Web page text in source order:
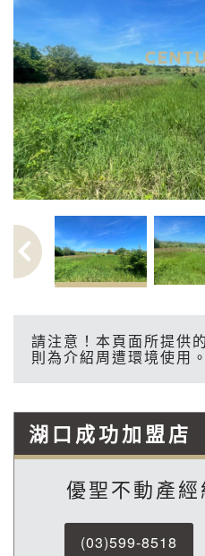
請注意！本頁面所提供
則為介紹周遭環境使用。
湖口成功加盟店
優聖不動產
(03)599-8518